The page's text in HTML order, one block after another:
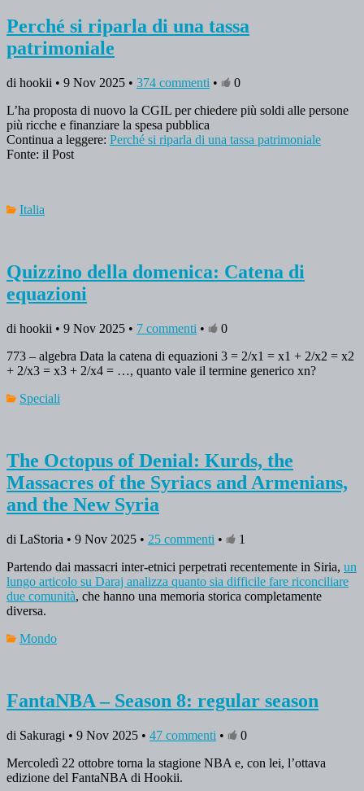
Perché si riparla di una tassa
patrimoniale
di hookii • 9 Nov 2025 • 374 commenti •
0
L’ha proposta di nuovo la CGIL per chiedere più soldi alle persone
più ricche e finanziare la spesa pubblica
Continua a leggere: Perché si riparla di una tassa patrimoniale
Fonte: il Post
Italia
Quizzino della domenica: Catena di
equazioni
di hookii • 9 Nov 2025 • 7 commenti •
0
773 – algebra Data la catena di equazioni 3 = 2/x1 = x1 + 2/x2 = x2
+ 2/x3 = x3 + 2/x4 = …, quanto vale il termine generico xn?
Speciali
The Octopus of Denial: Kurds, the
Massacres of the Syriacs and Armenians,
and the New Syria
di LaStoria • 9 Nov 2025 • 25 commenti •
1
Partendo dai massacri inter-etnici perpetrati recentemente in Siria, un
lungo articolo su Daraj analizza quanto sia difficile fare riconciliare
due comunità, che hanno una memoria storica completamente
diversa.
Mondo
FantaNBA – Season 8: regular season
di Sakuragi • 9 Nov 2025 • 47 commenti •
0
Mercoledì 22 ottobre torna la stagione NBA e, con lei, l’ottava
edizione del FantaNBA di Hookii.